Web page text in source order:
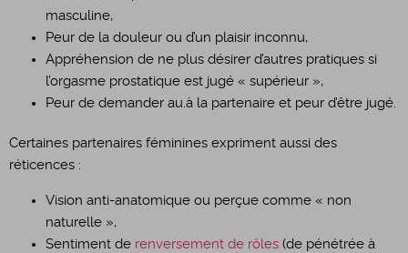
masculine,
Peur de la douleur ou d’un plaisir inconnu,
Appréhension de ne plus désirer d’autres pratiques si
l’orgasme prostatique est jugé « supérieur »,
Peur de demander au.à la partenaire et peur d’être jugé.
Certaines partenaires féminines expriment aussi des
réticences :
Vision anti-anatomique ou perçue comme « non
naturelle »,
Sentiment de renversement de rôles (de pénétrée à